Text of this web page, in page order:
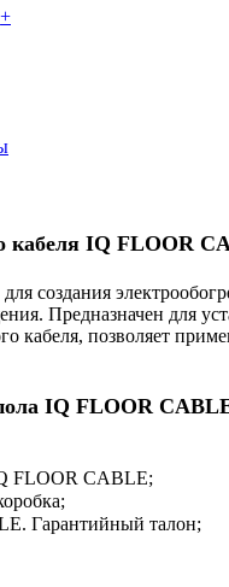
+
кабеля IQ FLOOR
создания
Предназначен для
кабеля, позволяет
IQ FLOOR
FLOOR CABLE;
Гарантийный талон;